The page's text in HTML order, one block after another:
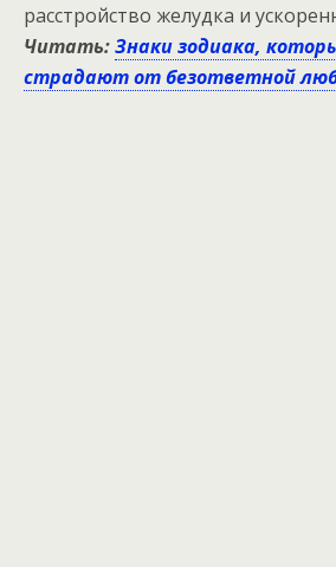
расстройство желудка и
Читать:Знаки зодиака,
страдают от безответной